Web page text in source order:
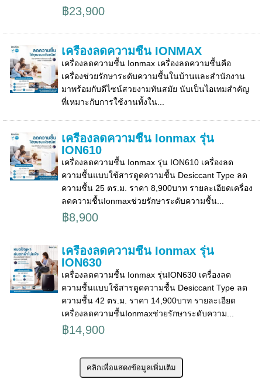
฿23,900
เครื่องลดความชื้น IONMAX
เครื่องลดความชื้น Ionmax เครื่องลดความชื้นคือ
เครื่องช่วยรักษาระดับความชื้นในบ้านและสำนักงาน
มาพร้อมกับดีไซน์สวยงามทันสมัย นับเป็นไอเทมสำคัญ
ที่เหมาะกับการใช้งานทั้งใน...
เครื่องลดความชื้น Ionmax รุ่น
ION610
เครื่องลดความชื้น Ionmax รุ่น ION610 เครื่องลด
ความชื้นแบบใช้สารดูดความชื้น Desiccant Type ลด
ความชื้น 25 ตร.ม. ราคา 8,900บาท รายละเอียดเครื่อง
ลดความชื้นIonmaxช่วยรักษาระดับความชื้น...
฿8,900
เครื่องลดความชื้น Ionmax รุ่น
ION630
เครื่องลดความชื้น Ionmax รุ่นION630 เครื่องลด
ความชื้นแบบใช้สารดูดความชื้น Desiccant Type ลด
ความชื้น 42 ตร.ม. ราคา 14,900บาท รายละเอียด
เครื่องลดความชื้นIonmaxช่วยรักษาระดับความ...
฿14,900